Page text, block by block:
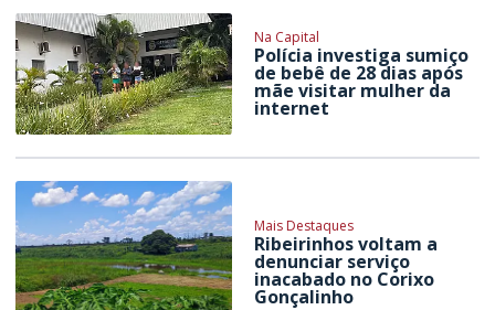
Na Capital
Polícia investiga sumiço
de bebê de 28 dias após
mãe visitar mulher da
internet
Mais Destaques
Ribeirinhos voltam a
denunciar serviço
inacabado no Corixo
Gonçalinho